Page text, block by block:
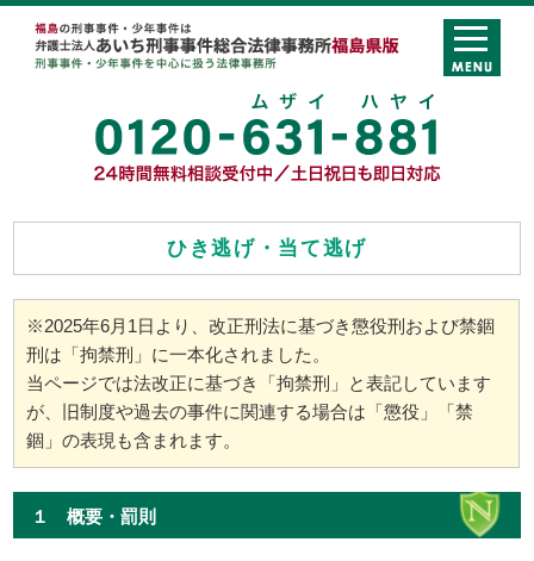
ひき逃げ・当て逃げ
※2025年6月1日より、改正刑法に基づき懲役刑および禁錮
刑は「拘禁刑」に一本化されました。
当ページでは法改正に基づき「拘禁刑」と表記しています
が、旧制度や過去の事件に関連する場合は「懲役」「禁
錮」の表現も含まれます。
１ 概要・罰則